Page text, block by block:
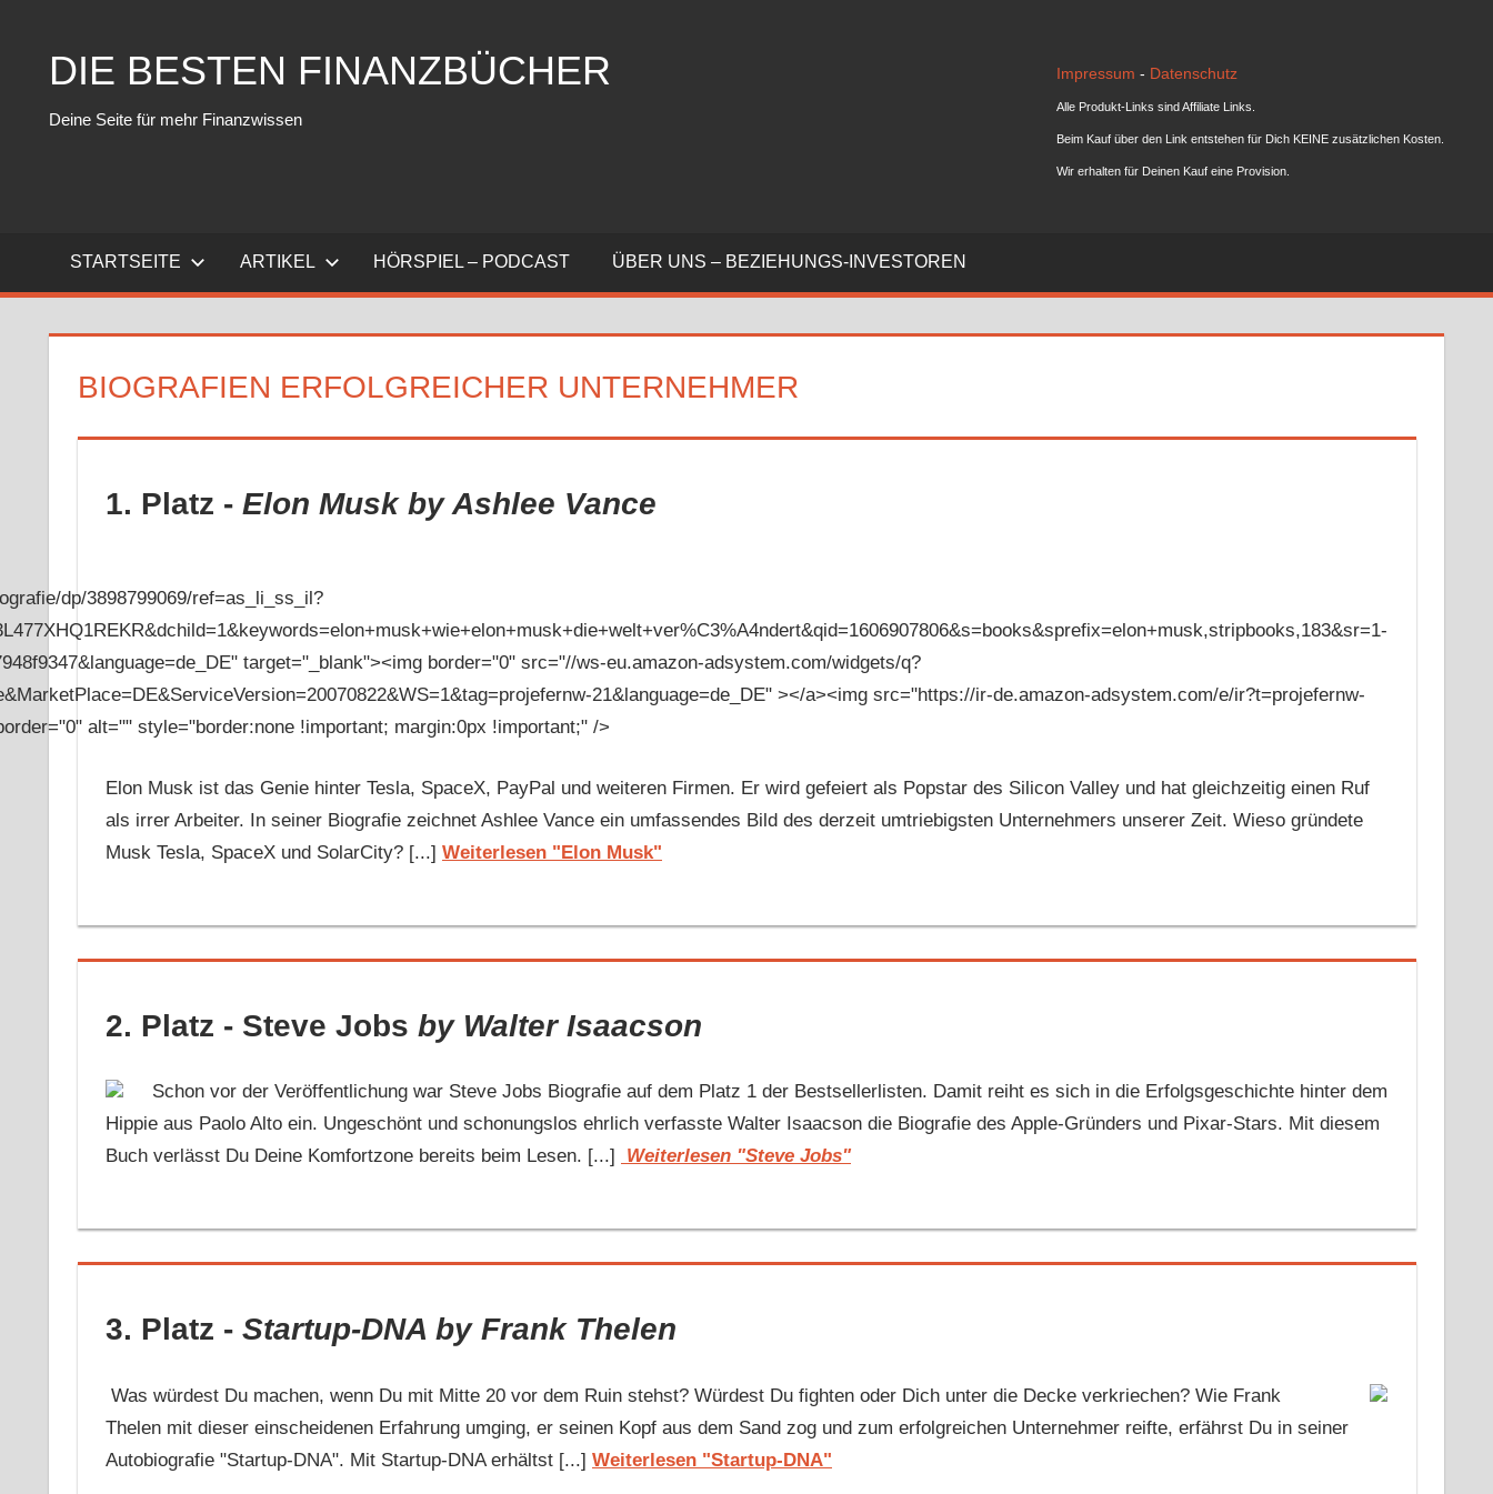
springenDIE BESTEN FINANZBÜCHER
Deine Seite für mehr Finanzwissen
Impressum - Datenschutz
Alle Produkt-Links sind Affiliate Links.
Beim Kauf über den Link entstehen für Dich KEINE zusätzlichen Kosten.
Wir erhalten für Deinen Kauf eine Provision.
STARTSEITE ARTIKEL HÖRSPIEL – PODCAST ÜBER UNS – BEZIEHUNGS-INVESTOREN
BIOGRAFIEN ERFOLGREICHER UNTERNEHMER
1. Platz - Elon Musk by Ashlee Vance
dp/3898799069/ref=as_li_ss_il?
target="_blank"><img border="0" src="//ws-eu.amazon-adsystem.com/widgets/q?
21&language=de_DE" ></a><img src="https://ir-de.amazon-adsystem.com/e/ir?t=projefernw-
alt="" style="border:none !important; margin:0px !important;" />
Elon Musk ist das Genie hinter Tesla, SpaceX, PayPal und weiteren Firmen. Er wird gefeiert als Popstar des Silicon Valley und hat gleichzeitig einen Ruf
als irrer Arbeiter. In seiner Biografie zeichnet Ashlee Vance ein umfassendes Bild des derzeit umtriebigsten Unternehmers unserer Zeit. Wieso gründete
Musk Tesla, SpaceX und SolarCity? [...] Weiterlesen "Elon Musk"
2. Platz - Steve Jobs by Walter Isaacson
Schon vor der Veröffentlichung war Steve Jobs Biografie auf dem Platz 1 der Bestsellerlisten. Damit reiht es sich in die Erfolgsgeschichte hinter dem
Hippie aus Paolo Alto ein. Ungeschönt und schonungslos ehrlich verfasste Walter Isaacson die Biografie des Apple-Gründers und Pixar-Stars. Mit diesem
Buch verlässt Du Deine Komfortzone bereits beim Lesen. [...]
Weiterlesen "Steve Jobs"
3. Platz - Startup-DNA by Frank Thelen
Was würdest Du machen, wenn Du mit Mitte 20 vor dem Ruin stehst? Würdest Du fighten oder Dich unter die Decke verkriechen? Wie Frank
Thelen mit dieser einscheidenen Erfahrung umging, er seinen Kopf aus dem Sand zog und zum erfolgreichen Unternehmer reifte, erfährst Du in seiner
Autobiografie "Startup-DNA". Mit Startup-DNA erhältst [...] Weiterlesen "Startup-DNA"